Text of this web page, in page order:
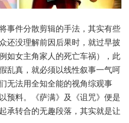
事件分散剪辑的手法，其实有些
还没理解前因后果时，就过早披
如女主角家人的死亡车祸），此
乱真，就必须以线性叙事一气呵
无法用全知全能的视角综观事
预料。《萨满》及《诅咒》便是
承转合的无趣段落，其实就是让